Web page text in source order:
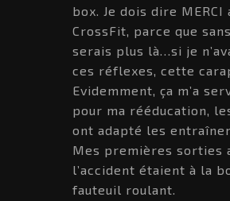
box. Je dois dire MERCI
CrossFit, parce que
serais plus là…si je
ces réflexes, cette
Evidemment, ça m’a
pour ma rééducation,
ont adapté les
Mes premières sorties
l’accident étaient à la
fauteuil roulant.